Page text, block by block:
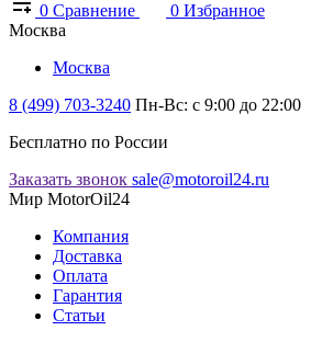
0 Сравнение 0 Избранное
Москва
Москва
8 (499) 703-3240 Пн-Вс: с 9:00 до 22:00
Бесплатно по России
Заказать звонок sale@motoroil24.ru
Мир MotorOil24
Компания
Доставка
Оплата
Гарантия
Статьи